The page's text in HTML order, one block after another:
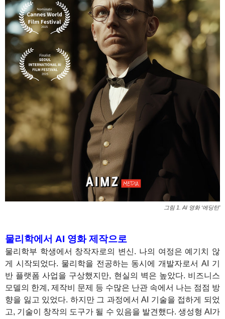
그림 1. AI 영화 ‘에딩턴’
물리학에서 AI 영화 제작으로
물리학부 학생에서 창작자로의 변신. 나의 여정은 예기치 않
게 시작되었다. 물리학을 전공하는 동시에 개발자로서 AI 기
반 플랫폼 사업을 구상했지만, 현실의 벽은 높았다. 비즈니스
모델의 한계, 제작비 문제 등 수많은 난관 속에서 나는 점점 방
향을 잃고 있었다. 하지만 그 과정에서 AI 기술을 접하게 되었
고, 기술이 창작의 도구가 될 수 있음을 발견했다. 생성형 AI가